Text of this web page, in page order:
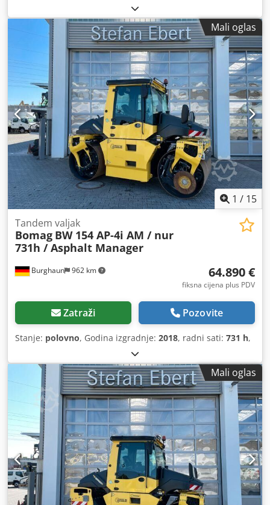
Mali oglas
1 / 15
Burghaun 962 km
Tandem valjak
Bomag BW 154 AP-4i AM / nur
731h / Asphalt Manager
64.890 €
fiksna cijena plus PDV
Zatraži Pozovite
Stanje: polovno, Godina izgradnje: 2018, radni sati: 731 h,
Mali oglas